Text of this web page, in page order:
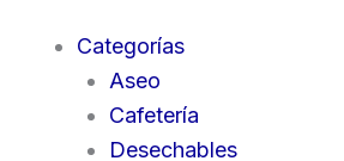
Categorías
Aseo
Cafetería
Desechables